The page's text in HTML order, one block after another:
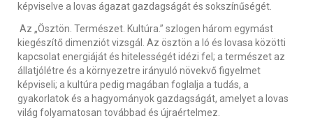
képviselve a lovas ágazat gazdagságát és sokszínűségét.
Az „Ösztön. Természet. Kultúra.” szlogen három egymást
kiegészítő dimenziót vizsgál. Az ösztön a ló és lovasa közötti
kapcsolat energiáját és hitelességét idézi fel; a természet az
állatjólétre és a környezetre irányuló növekvő figyelmet
képviseli; a kultúra pedig magában foglalja a tudás, a
gyakorlatok és a hagyományok gazdagságát, amelyet a lovas
világ folyamatosan továbbad és újraértelmez.